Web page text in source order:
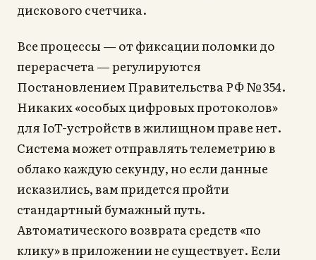
дискового счетчика.
Все процессы — от фиксации поломки до
перерасчета — регулируются
Постановлением Правительства РФ № 354.
Никаких «особых цифровых протоколов»
для IoT-устройств в жилищном праве нет.
Система может отправлять телеметрию в
облако каждую секунду, но если данные
исказились, вам придется пройти
стандартный бумажный путь.
Автоматического возврата средств «по
клику» в приложении не существует. Если